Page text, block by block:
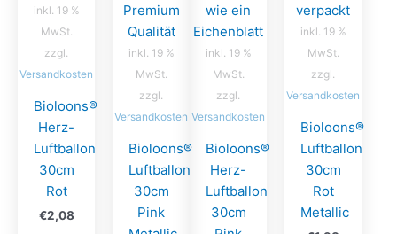
inkl. 19 %
MwSt.
zzgl.
Versandkosten
Bioloons®
Herz-
Luftballon
30cm
Rot
€2,08
inkl. 19 %
MwSt.
zzgl.
Versandkosten
Bioloons®
Luftballon
30cm
Pink
inkl. 19 %
MwSt.
zzgl.
Versandkosten
Bioloons®
Herz-
Luftballon
30cm
inkl. 19 %
MwSt.
zzgl.
Versandkosten
Bioloons®
Luftballon
30cm
Rot
Metallic